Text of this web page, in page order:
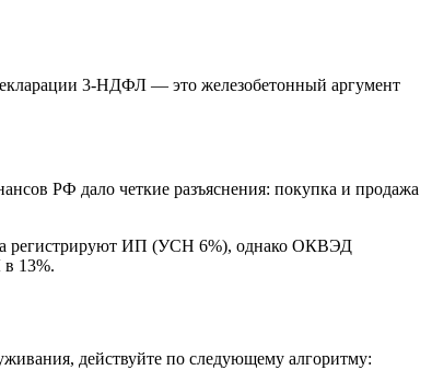
3-НДФЛ — это железобетонный аргумент
РФ дало четкие разъяснения: покупка и продажа
регистрируют ИП (УСН 6%), однако ОКВЭД
13%.
действуйте по следующему алгоритму: